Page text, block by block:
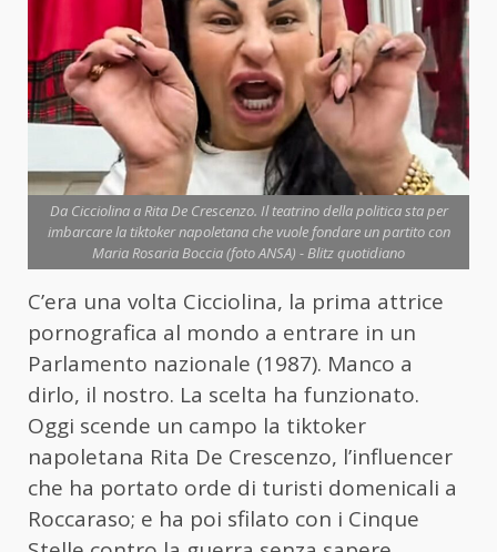
Da Cicciolina a Rita De Crescenzo. Il teatrino della politica sta per
imbarcare la tiktoker napoletana che vuole fondare un partito con
Maria Rosaria Boccia (foto ANSA) - Blitz quotidiano
C’era una volta Cicciolina, la prima attrice
pornografica al mondo a entrare in un
Parlamento nazionale (1987). Manco a
dirlo, il nostro. La scelta ha funzionato.
Oggi scende un campo la tiktoker
napoletana Rita De Crescenzo, l’influencer
che ha portato orde di turisti domenicali a
Roccaraso; e ha poi sfilato con i Cinque